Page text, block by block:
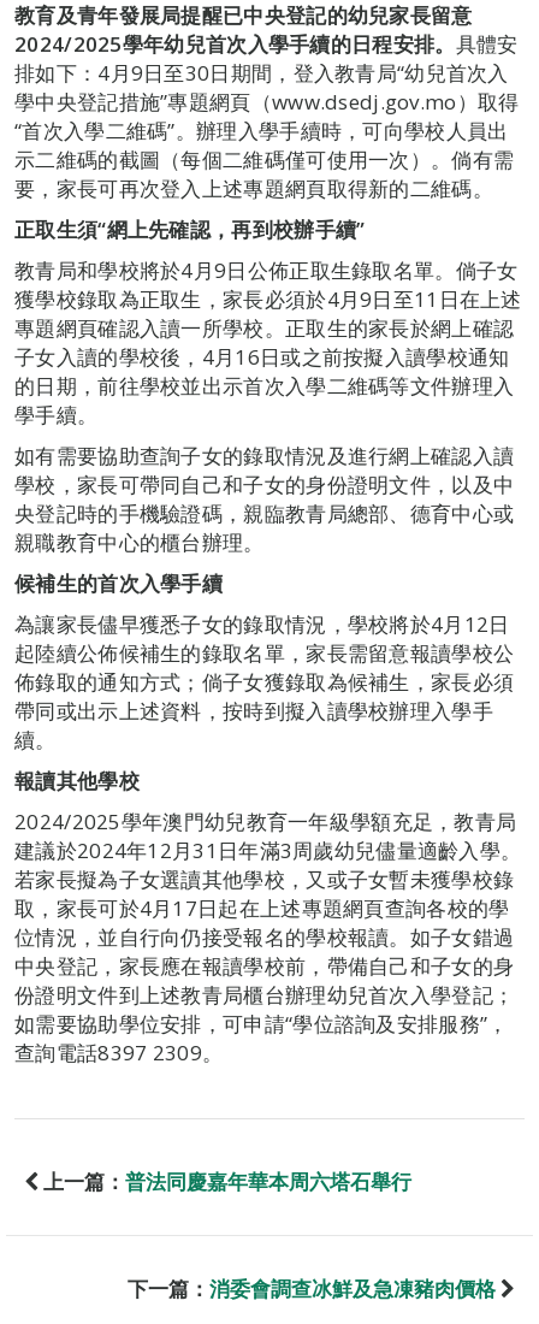
教育及青年發展局提醒已中央登記的幼兒家長留意
2024/2025學年幼兒首次入學手續的日程安排。 具體安
排如下：4月9日至30日期間，登入教青局“幼兒首次入
學中央登記措施”專題網頁（www.dsedj.gov.mo）取得
“首次入學二維碼”。辦理入學手續時，可向學校人員出
示二維碼的截圖（每個二維碼僅可使用一次）。倘有需
要，家長可再次登入上述專題網頁取得新的二維碼。
正取生須“網上先確認，再到校辦手續”
教青局和學校將於4月9日公佈正取生錄取名單。倘子女
獲學校錄取為正取生，家長必須於4月9日至11日在上述
專題網頁確認入讀一所學校。正取生的家長於網上確認
子女入讀的學校後，4月16日或之前按擬入讀學校通知
的日期，前往學校並出示首次入學二維碼等文件辦理入
學手續。
如有需要協助查詢子女的錄取情況及進行網上確認入讀
學校，家長可帶同自己和子女的身份證明文件，以及中
央登記時的手機驗證碼，親臨教青局總部、德育中心或
親職教育中心的櫃台辦理。
候補生的首次入學手續
為讓家長儘早獲悉子女的錄取情況，學校將於4月12日
起陸續公佈候補生的錄取名單，家長需留意報讀學校公
佈錄取的通知方式；倘子女獲錄取為候補生，家長必須
帶同或出示上述資料，按時到擬入讀學校辦理入學手
續。
報讀其他學校
2024/2025學年澳門幼兒教育一年級學額充足，教青局
建議於2024年12月31日年滿3周歲幼兒儘量適齡入學。
若家長擬為子女選讀其他學校，又或子女暫未獲學校錄
取，家長可於4月17日起在上述專題網頁查詢各校的學
位情況，並自行向仍接受報名的學校報讀。如子女錯過
中央登記，家長應在報讀學校前，帶備自己和子女的身
份證明文件到上述教青局櫃台辦理幼兒首次入學登記；
如需要協助學位安排，可申請“學位諮詢及安排服務”，
查詢電話8397 2309。
上一篇： 普法同慶嘉年華本周六塔石舉行
下一篇： 消委會調查冰鮮及急凍豬肉價格